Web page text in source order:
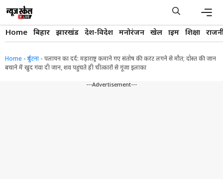
content
Home बिहार झारखंड देश-विदेश मनोरंजन खेल क्राइम शिक्षा
Home - दुर्घटना - पलायन का दर्द: महाराष्ट्र कमाने गए संतोष की करंट लगने से मौत; दोस्त की जान
बचाने में खुद गंवा दी जान, शव पहुंचते ही चीत्कारों से गूंजा इलाका
---Advertisement---